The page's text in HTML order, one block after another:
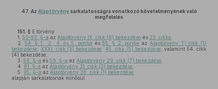
47. Az Alaptörvénysarkalatosságra vonatkozó követelményének való
megfelelés
151. § E törvény
1. 50–53. §-a az Alaptörvény IX. cikk (6) bekezdése és 23. cikke
2.
54. § 1., 2., 4. és 5. pontja és55. § 2. pontja az Alaptörvény T) cikk (1)
bekezdése
XXXI. cikk (3) bekezdése ,45. cikk (5) bekezdése , valamint 54. cikk
(4) bekezdése,
3. 56. §-a és 59. §-a az Alaptörvény 29. cikk (7) bekezdése
4.
61. §-a az Alaptörvény 31. cikk (3) bekezdése
5.
95. §-a az Alaptörvény 38. cikk (1) bekezdése
alapján sarkalatosnak minősül.